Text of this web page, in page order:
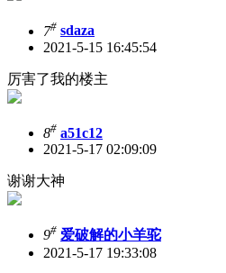
7# sdaza
2021-5-15 16:45:54
厉害了我的楼主
8# a51c12
2021-5-17 02:09:09
谢谢大神
9# 爱破解的小羊驼
2021-5-17 19:33:08